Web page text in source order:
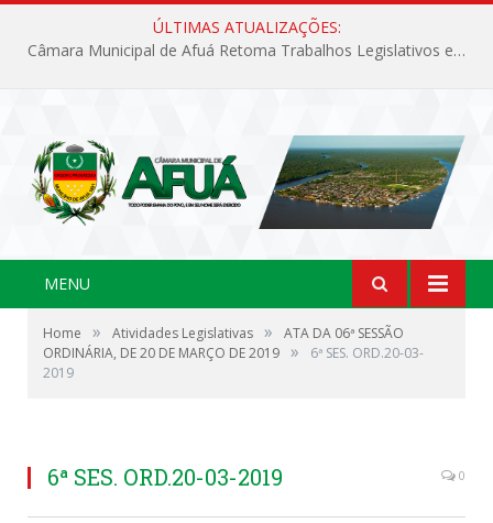
ÚLTIMAS ATUALIZAÇÕES:
Câmara Municipal de Afuá Retoma Trabalhos Legislativos em Sessão Ordinária
MENU
Home » Atividades Legislativas »
ATA DA 06ª SESSÃO
ORDINÁRIA, DE 20 DE MARÇO DE 2019 »
6ª SES. ORD.20-03-
2019
6ª SES. ORD.20-03-2019 0